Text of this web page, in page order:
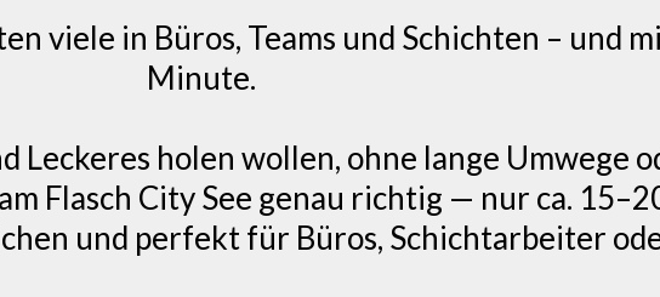
viele in Büros, Teams und Schichten – und
Minute.
Leckeres holen wollen, ohne lange Umwege
Flasch City See genau richtig — nur ca.
und perfekt für Büros, Schichtarbeiter